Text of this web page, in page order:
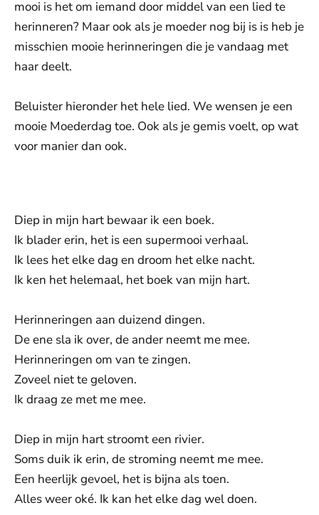
mooi is het om iemand door middel van een lied te
herinneren? Maar ook als je moeder nog bij is is heb je
misschien mooie herinneringen die je vandaag met
haar deelt.
Beluister hieronder het hele lied. We wensen je een
mooie Moederdag toe. Ook als je gemis voelt, op wat
voor manier dan ook.
Diep in mijn hart bewaar ik een boek.
Ik blader erin, het is een supermooi verhaal.
Ik lees het elke dag en droom het elke nacht.
Ik ken het helemaal, het boek van mijn hart.
Herinneringen aan duizend dingen.
De ene sla ik over, de ander neemt me mee.
Herinneringen om van te zingen.
Zoveel niet te geloven.
Ik draag ze met me mee.
Diep in mijn hart stroomt een rivier.
Soms duik ik erin, de stroming neemt me mee.
Een heerlijk gevoel, het is bijna als toen.
Alles weer oké. Ik kan het elke dag wel doen.